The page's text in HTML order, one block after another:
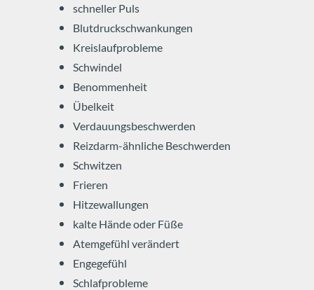
schneller Puls
Blutdruckschwankungen
Kreislaufprobleme
Schwindel
Benommenheit
Übelkeit
Verdauungsbeschwerden
Reizdarm-ähnliche Beschwerden
Schwitzen
Frieren
Hitzewallungen
kalte Hände oder Füße
Atemgefühl verändert
Engegefühl
Schlafprobleme